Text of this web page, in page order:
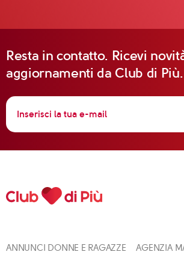
Resta in contatto. Ricevi
aggiornamenti da Club di Più.
ANNUNCI DONNE E RAGAZZE
AGENZIA